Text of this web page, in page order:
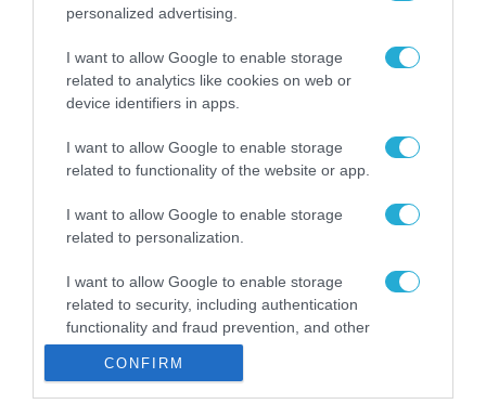
personalized advertising.
I want to allow Google to enable storage
related to analytics like cookies on web or
device identifiers in apps.
I want to allow Google to enable storage
related to functionality of the website or app.
I want to allow Google to enable storage
related to personalization.
I want to allow Google to enable storage
related to security, including authentication
functionality and fraud prevention, and other
user protection.
CONFIRM
ΡΟΗ ΕΙΔΗΣΕΩΝ
Το χρηματοδοτούμενο
από την ΕΕ έργο “The
Gaming Police”
ενισχύει την ασφάλεια
των παιδιών στο
διαδίκτυο
31.07.2026
για τα πρόστιμα σε
παραβάσεις που
Σ. Καλαφάτης: «Η
Τεχνητή Νοημοσύνη
δεν είναι απλώς μια
νέα τεχνολογία, είναι
μια νέα βιομηχανική